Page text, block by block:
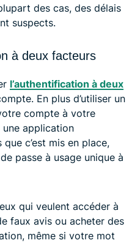
des cas, des délais
suspects.
à deux facteurs
l’authentification à deux
En plus d’utiliser un
compte à votre
une application
c’est mis en place,
passe à usage unique à
qui veulent accéder à
faux avis ou acheter des
même si votre mot